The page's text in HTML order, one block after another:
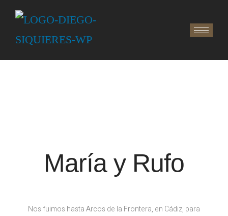
María y Rufo
Nos fuimos hasta Arcos de la Frontera, en Cádiz, para